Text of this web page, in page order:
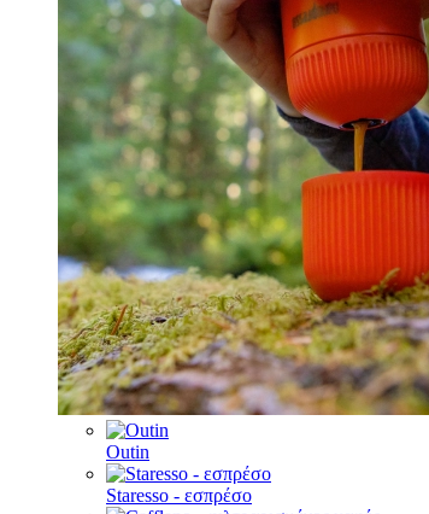
Outin
Staresso - εσπρέσο